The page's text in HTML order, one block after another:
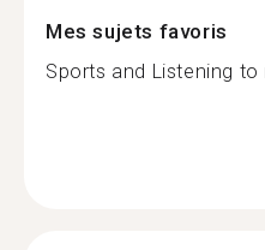
Mes sujets favoris
Sports and Listening to